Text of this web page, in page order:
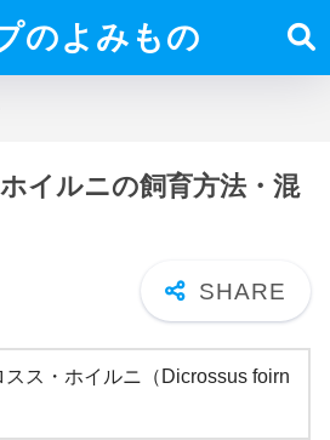
のよみもの
イルニの飼育方法・混
スス・ホイルニ（Dicrossus foirn